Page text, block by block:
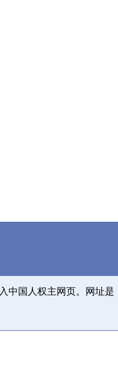
中国人权主网页。网址是